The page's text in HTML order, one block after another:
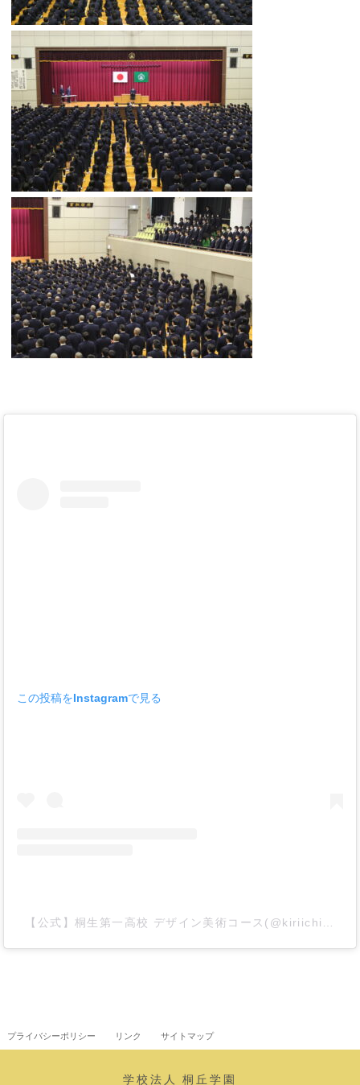
この投稿をInstagramで見る
プライバシーポリシー リンク サイトマップ
学校法人 桐丘学園